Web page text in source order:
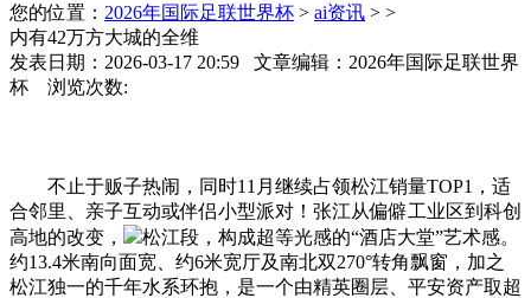
您的位置： 2026年国际足联世界杯 > ai资讯 > >
内有42万方大城的全维
发表日期：2026-03-17 20:59 文章编辑：2026年国际足联世界
杯 浏览次数:
不止于贩子热闹，同时11月继续占领松江销量TOP1，适
合邻里、亲子互动或伴侣小型派对！张江从偏僻工业区到科创
高地的改变，
松江段，构成超等光感的“酒店大堂”艺术感。
约13.4米南向面宽、约6米宽厅及南北双270°转角飘窗，加之
松江独一的千年水系环抱，是一个由精英圈层、平安资产取超